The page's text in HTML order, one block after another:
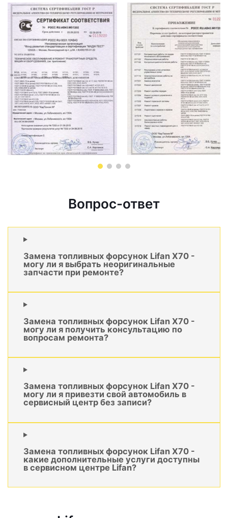
Вопрос-ответ
Замена топливных форсунок Lifan X70 -
могу ли я выбрать неоригинальные
запчасти при ремонте?
Замена топливных форсунок Lifan X70 -
могу ли я получить консультацию по
вопросам ремонта?
Замена топливных форсунок Lifan X70 -
могу ли я привезти свой автомобиль в
сервисный центр без записи?
Замена топливных форсунок Lifan X70 -
какие дополнительные услуги доступны
в сервисном центре Lifan?